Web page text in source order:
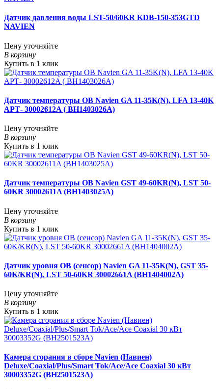
Датчик давления воды LST-50/60KR KDB-150-353GTD
NAVIEN
Цену уточняйте
В корзину
Купить в 1 клик
Датчик температуры ОВ Navien GA 11-35K(N), LFA 13-40K
АРТ- 30002612A ( BH1403026A)
Цену уточняйте
В корзину
Купить в 1 клик
Датчик температуры ОВ Navien GST 49-60KR(N), LST 50-
60KR 30002611A (BH1403025A)
Цену уточняйте
В корзину
Купить в 1 клик
Датчик уровня ОВ (сенсор) Navien GA 11-35K(N), GST 35-
60K/KR(N), LST 50-60KR 30002661A (BH1404002A)
Цену уточняйте
В корзину
Купить в 1 клик
Камера сгорания в сборе Navien (Навиен)
Deluxe/Coaxial/Plus/Smart Tok/Ace/Ace Coaxial 30 кВт
30003352G (BH2501523A)